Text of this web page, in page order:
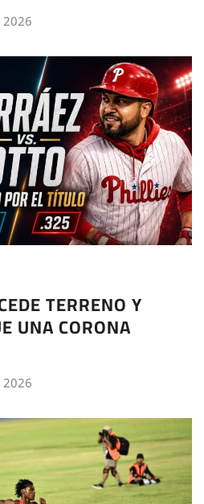
2026
TERRENO Y
UNA CORONA
2026